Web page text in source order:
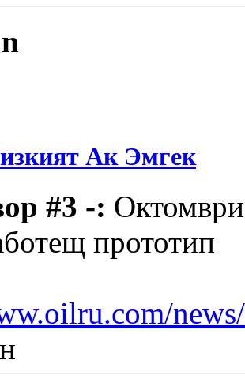
Ак Эмгек
#3 -:
прототип